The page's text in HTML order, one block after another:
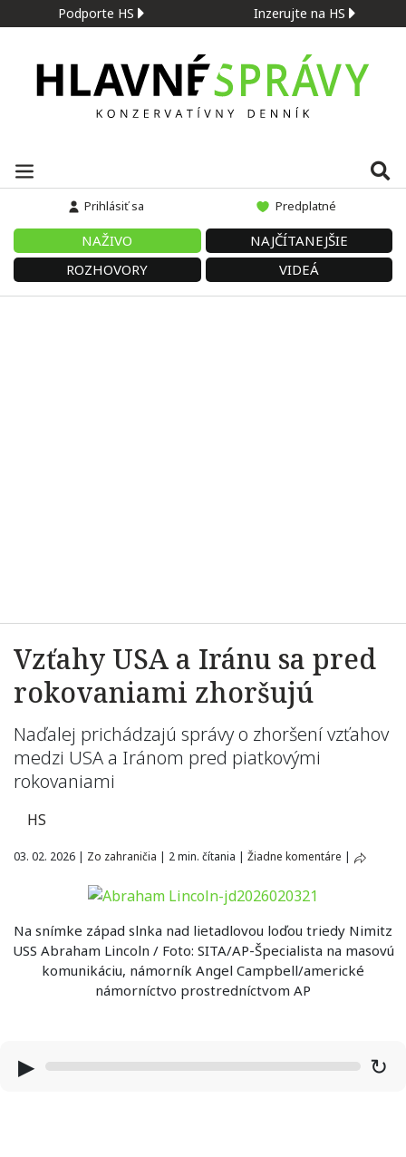
Podporte HS Inzerujte na HS
Prihlásiť sa Predplatné
NAŽIVO
NAJČÍTANEJŠIE
ROZHOVORY
VIDEÁ
Vzťahy USA a Iránu sa pred
rokovaniami zhoršujú
Naďalej prichádzajú správy o zhoršení vzťahov
medzi USA a Iránom pred piatkovými
rokovaniami
HS
03. 02. 2026 | Zo zahraničia | 2 min. čítania | Žiadne komentáre |
Na snímke západ slnka nad lietadlovou loďou triedy Nimitz
USS Abraham Lincoln / Foto: SITA/AP-Špecialista na masovú
komunikáciu, námorník Angel Campbell/americké
námorníctvo prostredníctvom AP
▶ ↻